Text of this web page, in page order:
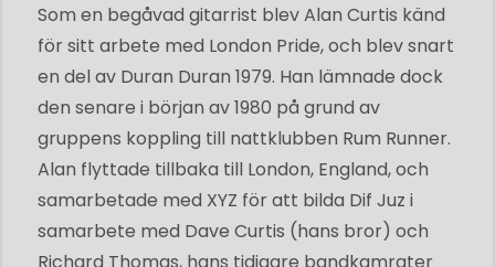
Som en begåvad gitarrist blev Alan Curtis känd
för sitt arbete med London Pride, och blev snart
en del av Duran Duran 1979. Han lämnade dock
den senare i början av 1980 på grund av
gruppens koppling till nattklubben Rum Runner.
Alan flyttade tillbaka till London, England, och
samarbetade med XYZ för att bilda Dif Juz i
samarbete med Dave Curtis (hans bror) och
Richard Thomas, hans tidigare bandkamrater